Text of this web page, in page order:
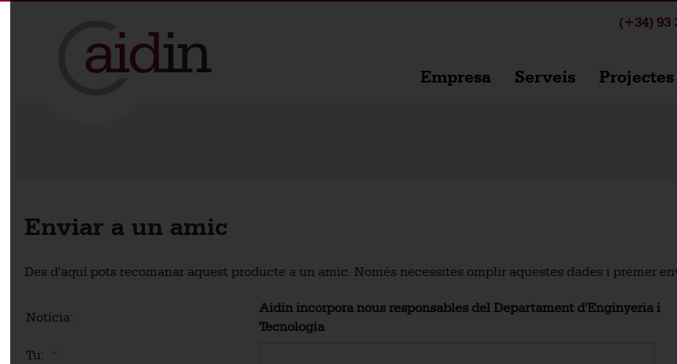
(+34) 93
Empresa Serveis Projectes
Enviar a un amic
Des d'aquí pots recomanar aquest producte a un amic. Només necessites omplir aquestes dades i prémer
Notícia:
Aidin incorpora nous responsables del Departament d'Enginyeria i
Tecnologia
Tu: